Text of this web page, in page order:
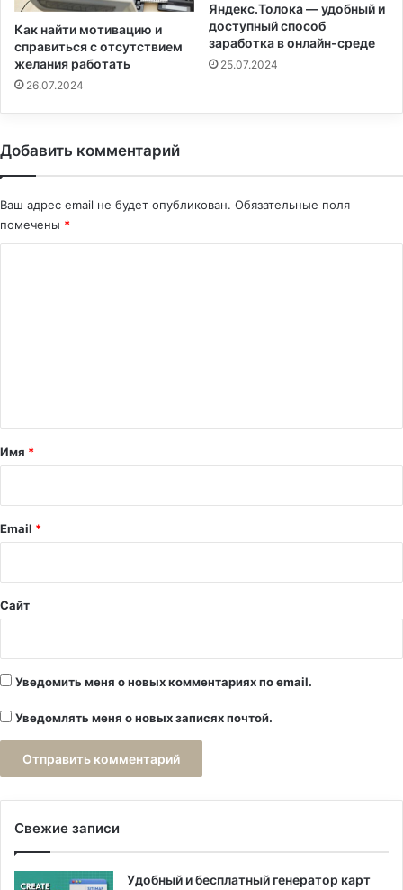
Как найти мотивацию и
справиться с отсутствием
желания работать
26.07.2024
Яндекс.Толока — удобный и
доступный способ
заработка в онлайн-среде
25.07.2024
Добавить комментарий
Ваш адрес email не будет опубликован. Обязательные поля
помечены *
а
й
Имя *
Email *
Сайт
Уведомить меня о новых комментариях по email.
Уведомлять меня о новых записях почтой.
Свежие записи
Удобный и бесплатный генератор карт